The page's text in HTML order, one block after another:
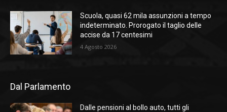
Scuola, quasi 62 mila assunzioni a tempo
indeterminato. Prorogato il taglio delle
accise da 17 centesimi
4 Agosto 2026
Dal Parlamento
Dalle pensioni al bollo auto, tutti gli